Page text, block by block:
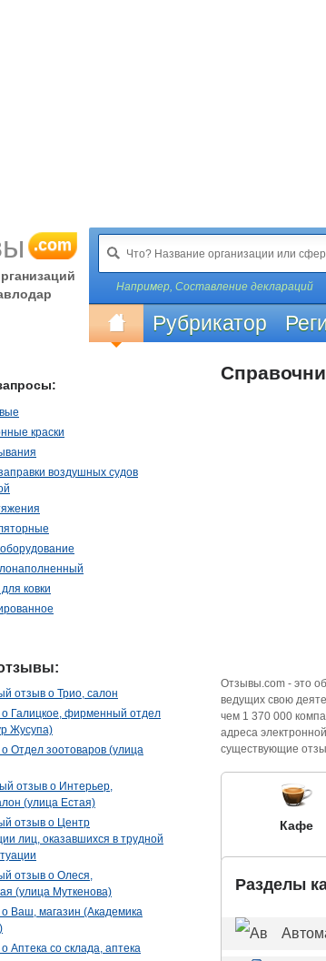
.com
Например, Составление деклараций
Рубрикатор
Отзывы.com - это
ведущих свою
чем 1 370 000
адреса
существующие
Кафе
Разделы
краски
воздушных судов
ковки
отзыв о Трио, салон
Галицкое, фирменный отдел
Жусупа)
Отдел зоотоваров (улица
отзыв о Интерьер,
(улица Естая)
отзыв о Центр
лиц, оказавшихся в трудной
отзыв о Олеся,
(улица Муткенова)
Ваш, магазин (Академика
Аптека со склада, аптека